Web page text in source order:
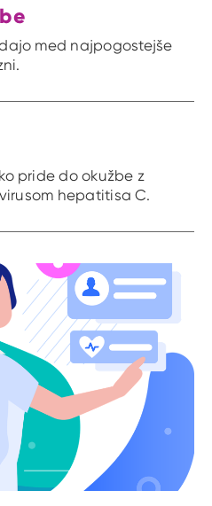
med najpogostejše
pride do okužbe z
hepatitisa C.